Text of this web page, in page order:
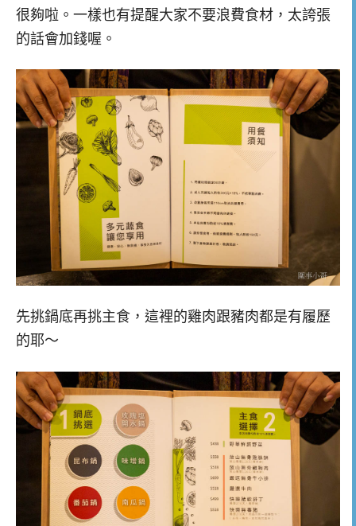
很夠啦。一樣也有提醒大家不要浪費食材，太誇張
的話會加錢喔。
先挑鍋底再挑主食，這裡的雞肉跟豬肉都是有履歷
的耶～